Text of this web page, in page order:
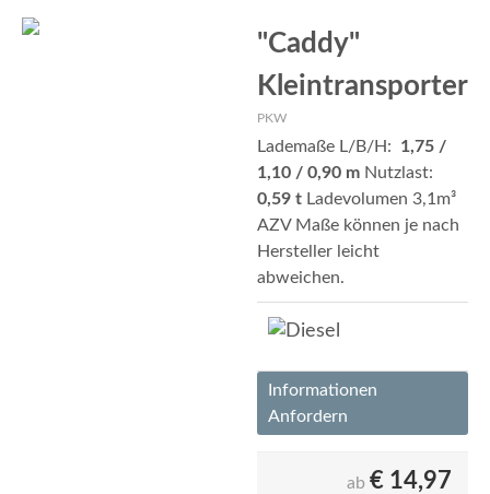
"Caddy"
Kleintransporter
PKW
Lademaße L/B/H: 1,75 /
1,10 / 0,90 m Nutzlast:
0,59 t Ladevolumen 3,1m³
AZV Maße können je nach
Hersteller leicht
abweichen.
Informationen
Anfordern
ab € 14,97